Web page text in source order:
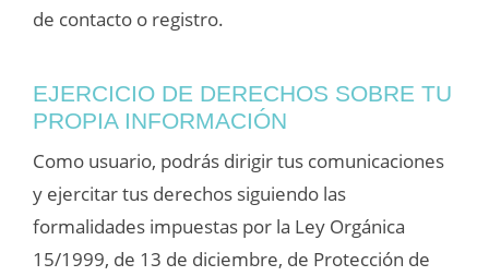
de contacto o registro.
EJERCICIO DE DERECHOS SOBRE TU
PROPIA INFORMACIÓN
Como usuario, podrás dirigir tus comunicaciones
y ejercitar tus derechos siguiendo las
formalidades impuestas por la Ley Orgánica
15/1999, de 13 de diciembre, de Protección de